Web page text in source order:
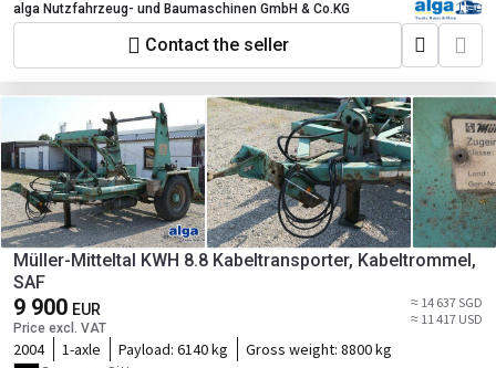
alga Nutzfahrzeug- und Baumaschinen GmbH & Co.KG
Contact the seller
Müller-Mitteltal KWH 8.8 Kabeltransporter, Kabeltrommel,
SAF
9 900 EUR
Price excl. VAT
≈ 14 637 SGD
≈ 11 417 USD
2004 1-axle Payload: 6140 kg Gross weight: 8800 kg